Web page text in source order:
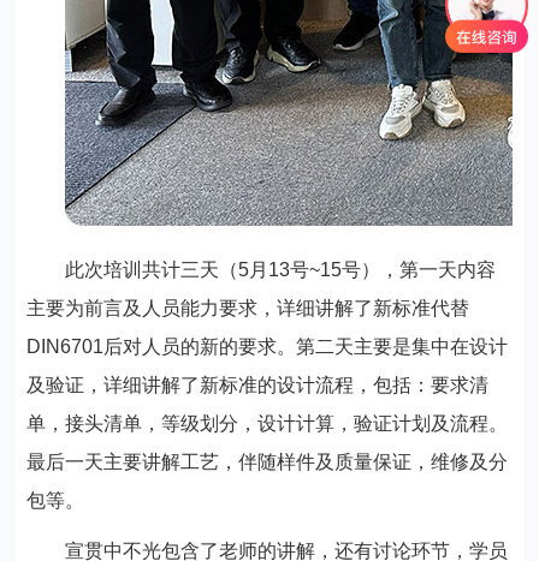
此次培训共计三天（5月13号~15号），第一天内容
主要为前言及人员能力要求，详细讲解了新标准代替
DIN6701后对人员的新的要求。第二天主要是集中在设计
及验证，详细讲解了新标准的设计流程，包括：要求清
单，接头清单，等级划分，设计计算，验证计划及流程。
最后一天主要讲解工艺，伴随样件及质量保证，维修及分
包等。
宣贯中不光包含了老师的讲解，还有讨论环节，学员